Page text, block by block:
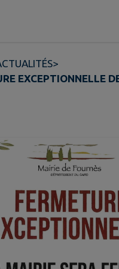
>
EXCEPTIONNELLE